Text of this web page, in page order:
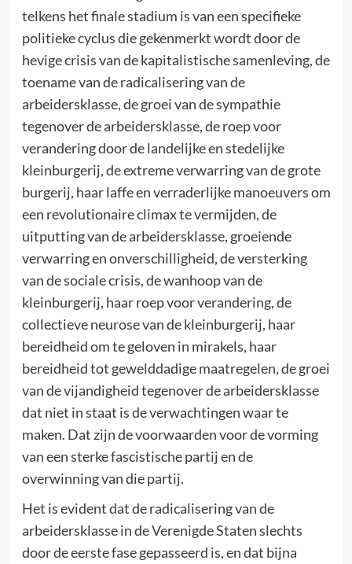
telkens het finale stadium is van een specifieke
politieke cyclus die gekenmerkt wordt door de
hevige crisis van de kapitalistische samenleving, de
toename van de radicalisering van de
arbeidersklasse, de groei van de sympathie
tegenover de arbeidersklasse, de roep voor
verandering door de landelijke en stedelijke
kleinburgerij, de extreme verwarring van de grote
burgerij, haar laffe en verraderlijke manoeuvers om
een revolutionaire climax te vermijden, de
uitputting van de arbeidersklasse, groeiende
verwarring en onverschilligheid, de versterking
van de sociale crisis, de wanhoop van de
kleinburgerij, haar roep voor verandering, de
collectieve neurose van de kleinburgerij, haar
bereidheid om te geloven in mirakels, haar
bereidheid tot gewelddadige maatregelen, de groei
van de vijandigheid tegenover de arbeidersklasse
dat niet in staat is de verwachtingen waar te
maken. Dat zijn de voorwaarden voor de vorming
van een sterke fascistische partij en de
overwinning van die partij.
Het is evident dat de radicalisering van de
arbeidersklasse in de Verenigde Staten slechts
door de eerste fase gepasseerd is, en dat bijna